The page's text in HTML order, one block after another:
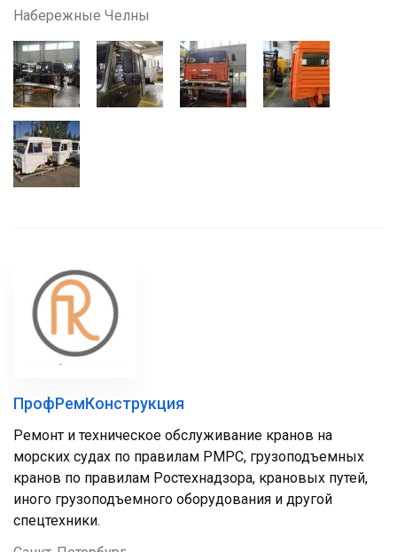
Набережные Челны
ПрофРемКонструкция
Ремонт и техническое обслуживание кранов на
морских судах по правилам РМРС, грузоподъемных
кранов по правилам Ростехнадзора, крановых путей,
иного грузоподъемного оборудования и другой
спецтехники.